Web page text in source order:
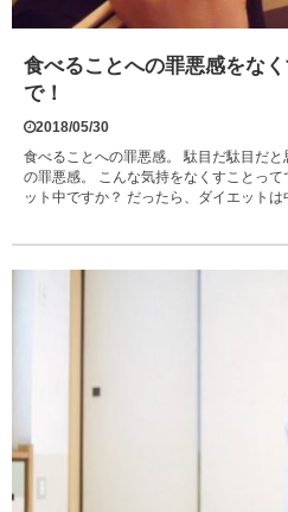
食べることへの罪悪感をな
で！
2018/05/30
食べることへの罪悪感。 駄目だ駄目だ
の罪悪感。 こんな気持をなくすことっ
ット中ですか？ だったら、ダイエットは